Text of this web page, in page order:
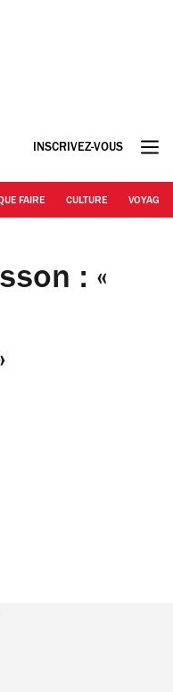
INSCRIVEZ-VOUS
FAIRE CULTURE VOYAGE
: «